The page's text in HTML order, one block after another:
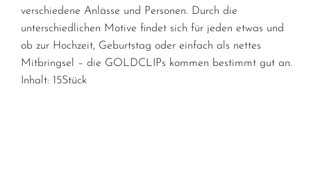
verschiedene Anlässe und Personen. Durch die
unterschiedlichen Motive findet sich für jeden etwas und
ob zur Hochzeit, Geburtstag oder einfach als nettes
Mitbringsel – die GOLDCLIPs kommen bestimmt gut an.
Inhalt: 15Stück